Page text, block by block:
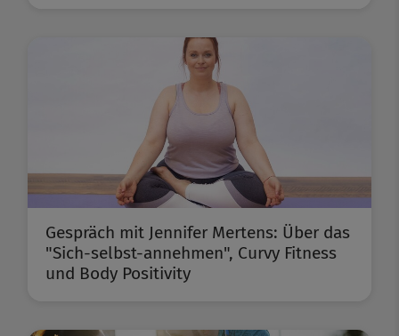
Gespräch mit Jennifer Mertens: Über das
"Sich-selbst-annehmen", Curvy Fitness
und Body Positivity